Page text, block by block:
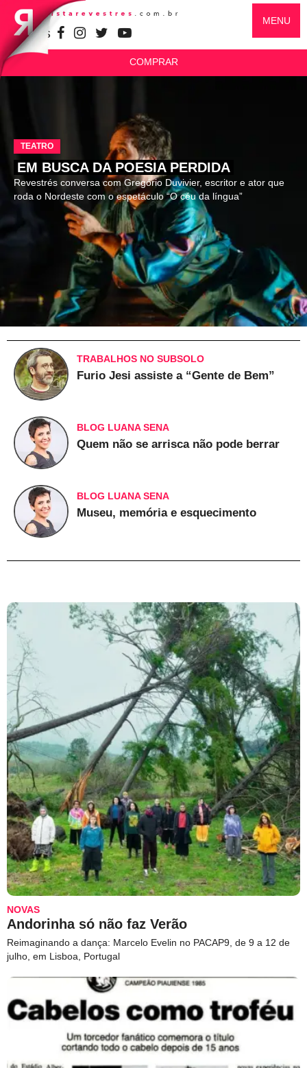
SIGA-NOS
MENU
COMPRAR
TEATRO
EM BUSCA DA POESIA PERDIDA
Revestrés conversa com Gregório Duvivier, escritor e ator que
roda o Nordeste com o espetáculo “O céu da língua”
TRABALHOS NO SUBSOLO
Furio Jesi assiste a “Gente de Bem”
BLOG LUANA SENA
Quem não se arrisca não pode berrar
BLOG LUANA SENA
Museu, memória e esquecimento
NOVAS
Andorinha só não faz Verão
Reimaginando a dança: Marcelo Evelin no PACAP9, de 9 a 12 de
julho, em Lisboa, Portugal